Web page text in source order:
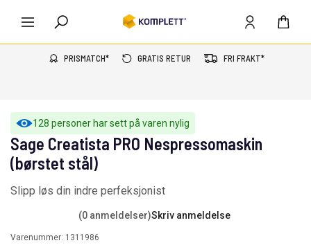
PRISMATCH* GRATIS RETUR FRI FRAKT*
128 personer har sett på varen nylig
Sage Creatista PRO Nespressomaskin
(børstet stål)
Slipp løs din indre perfeksjonist
(0 anmeldelser)Skriv anmeldelse
Varenummer: 1311986